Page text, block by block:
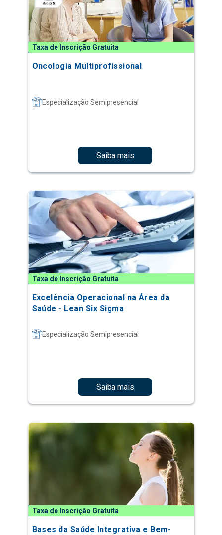
Taxa de Inscrição Gratuita
Oncologia Multiprofissional
Especialização Semipresencial
Saiba mais
Taxa de Inscrição Gratuita
Excelência Operacional na Área da
Saúde - Lean Six Sigma
Especialização Semipresencial
Saiba mais
Taxa de Inscrição Gratuita
Bases da Saúde Integrativa e Bem-